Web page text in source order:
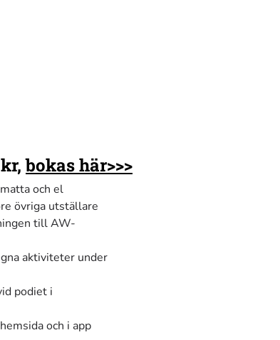
kr,bokas här>>>
och el
övriga utställare
till AW-
aktiviteter under
podiet i
och i app